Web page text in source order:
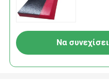
Να συνεχίσει